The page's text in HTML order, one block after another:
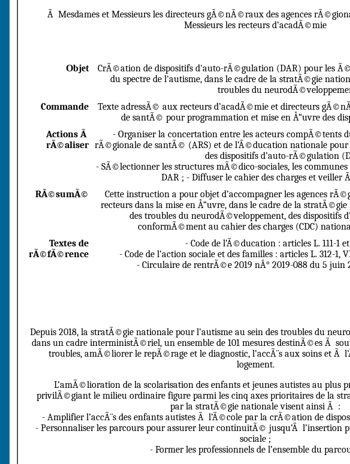
Ã Mesdames et Messieurs les directeurs gÃ©nÃ©raux des agences
Messieurs les recteurs d’acadÃ©mie
Objet
CrÃ©ation de dispositifs d'auto-rÃ©gulation (DAR) pour les
du spectre de l'autisme, dans le cadre de la stratÃ©gie
troubles du
Commande
Texte adressÃ© aux recteurs d’acadÃ©mie et directeurs
de santÃ© pour programmation et mise en Å“uvre des
Actions Ã
rÃ©aliser
- Organiser la concertation entre les acteurs compÃ©tents
rÃ©gionale de santÃ© (ARS) et de l’Ã©ducation nationale
des dispositifs d’auto-rÃ©gulation
- SÃ©lectionner les structures mÃ©dico-sociales, les
DAR ; - Diffuser le cahier des charges et veiller
RÃ©sumÃ©
Cette instruction a pour objet d’accompagner les agences
recteurs dans la mise en Å“uvre, dans le cadre de la
des troubles du neurodÃ©veloppement, des dispositifs
conformÃ©ment au cahier des charges (CDC)
Textes de
rÃ©fÃ©rence
- Code de l’Ã©ducation : articles L. 111-1 et
- Code de l’action sociale et des familles : articles L. 312-1,
- Circulaire de rentrÃ©e 2019 nÂ° 2019-088 du 5 juin
Depuis 2018, la stratÃ©gie nationale pour l’autisme au sein des troubles du
dans un cadre interministÃ©riel, un ensemble de 101 mesures destinÃ©es Ã
troubles, amÃ©liorer le repÃ©rage et le diagnostic, l’accÃ¨s aux soins et Ã
logement.
L’amÃ©lioration de la scolarisation des enfants et jeunes autistes au plus
privilÃ©giant le milieu ordinaire figure parmi les cinq axes prioritaires de la
par la stratÃ©gie nationale visent ainsi Ã :
- Amplifier l’accÃ¨s des enfants autistes Ã l’Ã©cole par la crÃ©ation de
- Personnaliser les parcours pour assurer leur continuitÃ© jusqu’Ã l’insertion
sociale ;
- Former les professionnels de l’ensemble du